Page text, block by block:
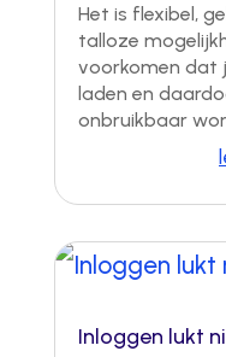
Het is flexibel,
talloze
voorkomen dat
laden en
onbruikbaar
Inloggen lukt